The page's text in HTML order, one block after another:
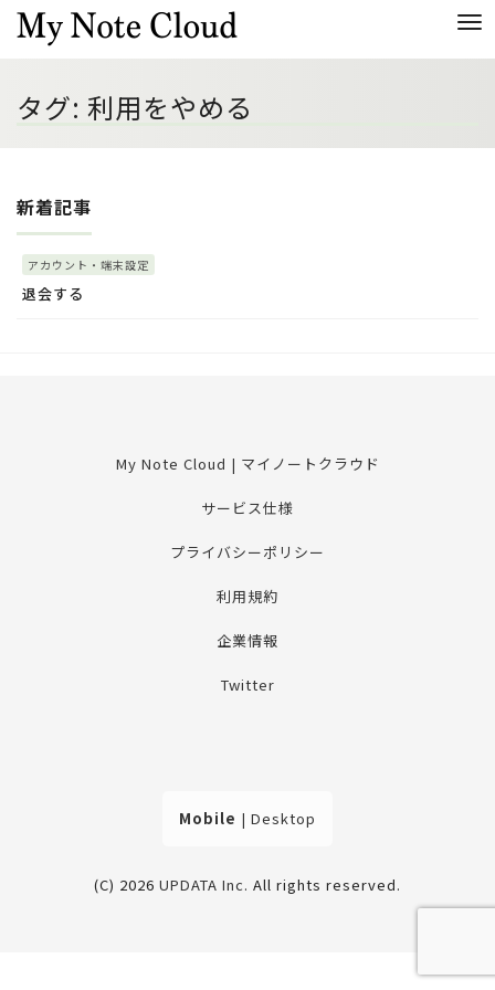
タグ: 利用をやめる
新着記事
アカウント・端末設定
退会する
My Note Cloud | マイノートクラウド
サービス仕様
プライバシーポリシー
利用規約
企業情報
Twitter
Mobile | Desktop
(C) 2026 UPDATA Inc. All rights reserved.